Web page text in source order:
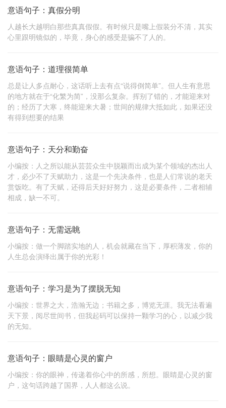
意语句子：真假分明
人越长大越明白那些真真假假。有时候只是嘴上假装分不清，其实
心里跟明镜似的，毕竟，身心的感受是骗不了人的。
意语句子：道理很简单
总是让人多点耐心，这话听上去有点“说得倒简单”。但人生有意思
的地方就在于“化繁为简”，没那么复杂。挥别了错的，才能迎来对
的；经历了大寒，终能迎来大暑；世间的规律大抵如此，如果还没
有得到想要的结果
意语句子：天分和勤奋
小编按：人之所以能从芸芸众生中脱颖而出成为某个领域的杰出人
才，必少不了天赋助力，这是一个先决条件，也是人们常说的老天
赏饭吃。有了天赋，还得后天好好努力，这是必要条件，二者相辅
相成，缺一不可。
意语句子：无需远眺
小编按：做一个脚踏实地的人，机会就藏在当下，厚积薄发，你的
人生总会演绎出属于你的光彩！
意语句子：学习是为了摆脱无知
小编按：世界之大，浩瀚无边；书籍之多，博览无涯。我无法看遍
天下景，阅尽世间书，但我起码可以保持一颗学习的心，以减少我
的无知。
意语句子：眼睛是心灵的窗户
小编按：你的眼神，传递着你心中的所感，所想。眼睛是心灵的窗
户，这句话跨越了国界，人人都这么说。